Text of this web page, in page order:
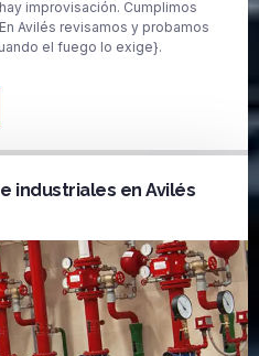
improvisación. Cumplimos
Avilés revisamos y probamos
el fuego lo exige}.
industriales en Avilés